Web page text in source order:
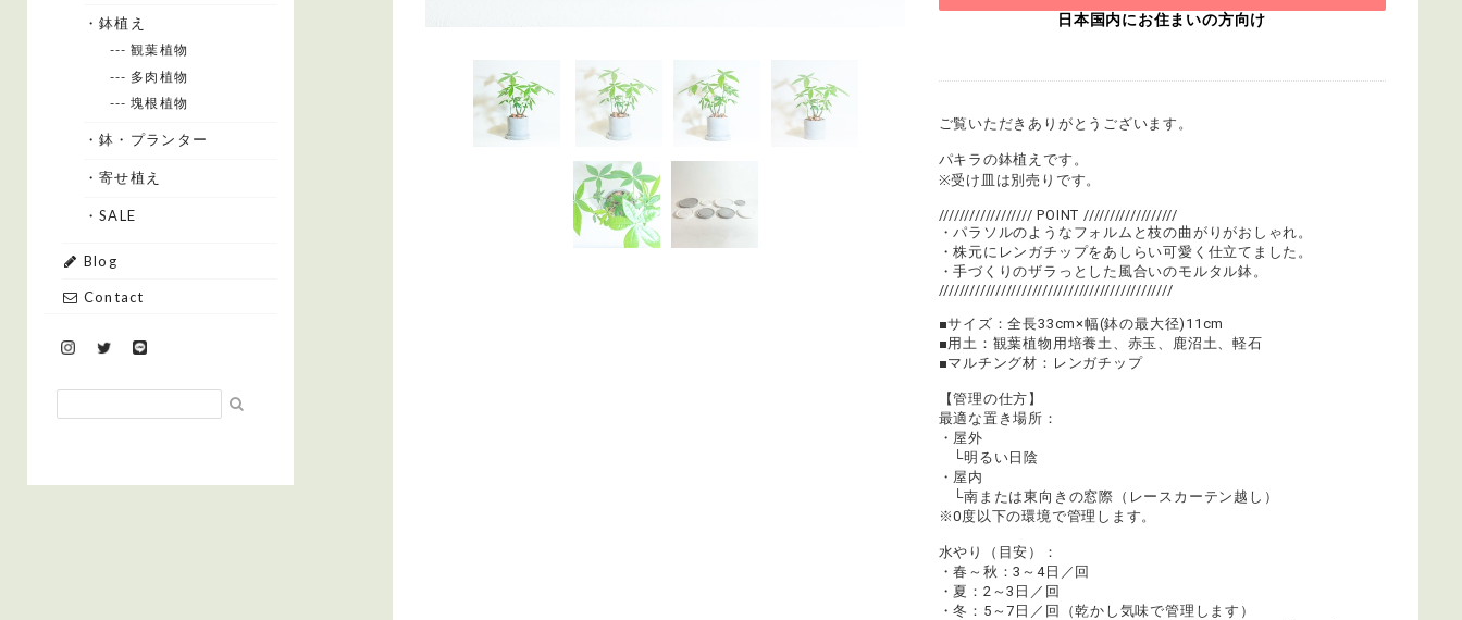
・鉢植え
--- 観葉植物
--- 多肉植物
--- 塊根植物
・鉢・プランター
・寄せ植え
・SALE
Blog
Contact
日本国内にお住まいの方向け
ご覧いただきありがとうございます。
パキラの鉢植えです。
※受け皿は別売りです。
////////////////// POINT //////////////////
・パラソルのようなフォルムと枝の曲がりがおしゃれ。
・株元にレンガチップをあしらい可愛く仕立てました。
・手づくりのザラっとした風合いのモルタル鉢。
/////////////////////////////////////////////
■サイズ：全長33cm×幅(鉢の最大径)11cm
■用土：観葉植物用培養土、赤玉、鹿沼土、軽石
■マルチング材：レンガチップ
【管理の仕方】
最適な置き場所：
・屋外
└明るい日陰
・屋内
└南または東向きの窓際（レースカーテン越し）
※0度以下の環境で管理します。
水やり（目安）：
・春～秋：3～4日／回
・夏：2～3日／回
・冬：5～7日／回（乾かし気味で管理します）